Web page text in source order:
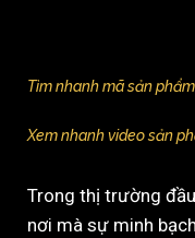
Tìm nhanh mã sản
Xem nhanh video sản
Trong thị trường
nơi mà sự minh